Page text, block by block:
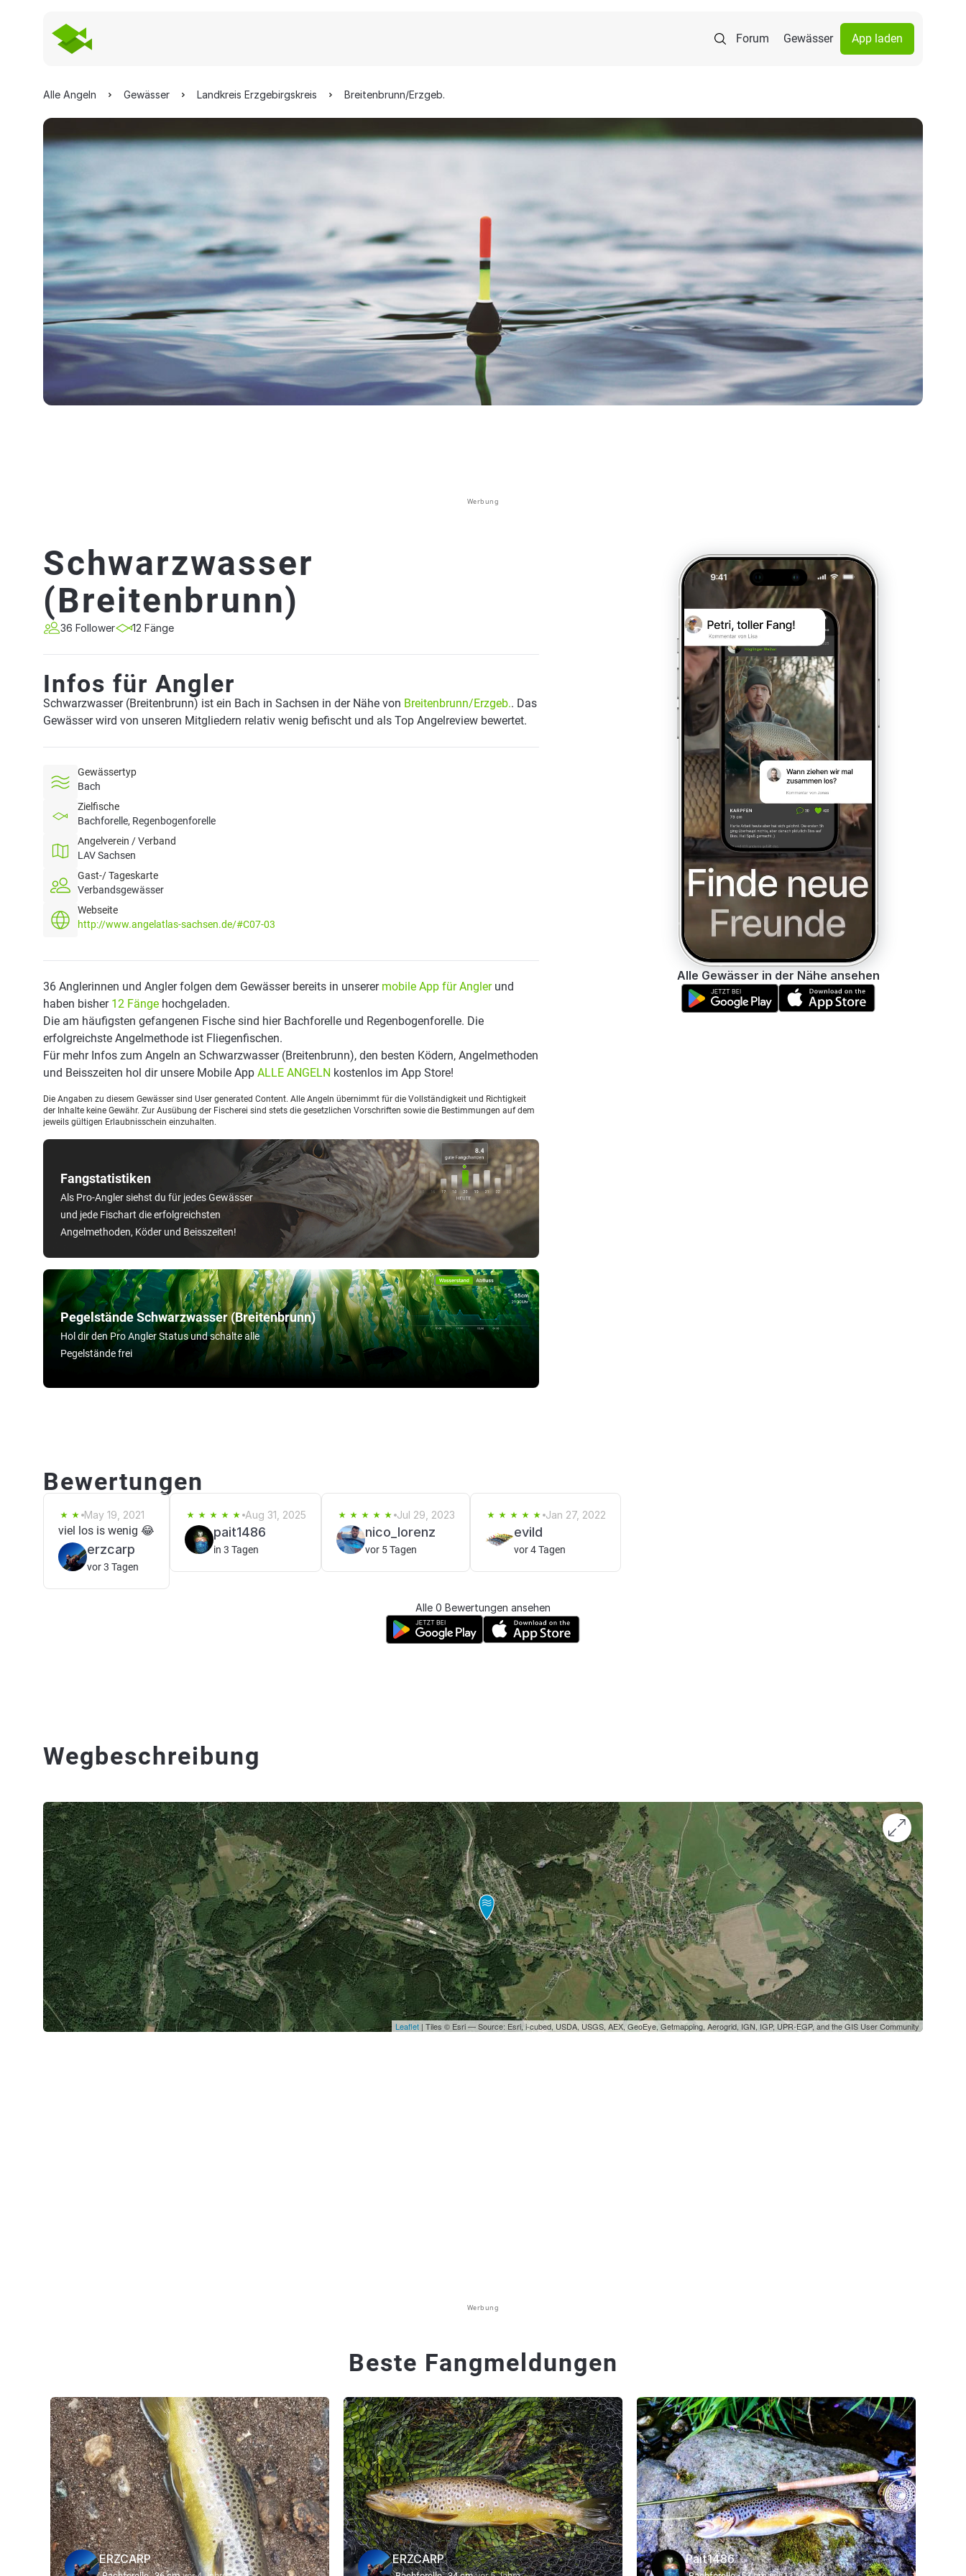
Forum Gewässer App laden
Alle Angeln Gewässer Landkreis Erzgebirgskreis Breitenbrunn/Erzgeb.
Werbung
Schwarzwasser
(Breitenbrunn)
36 Follower 12 Fänge
Infos für Angler
Schwarzwasser (Breitenbrunn) ist ein Bach in Sachsen in der Nähe von Breitenbrunn/Erzgeb.. Das
Gewässer wird von unseren Mitgliedern relativ wenig befischt und als Top Angelreview bewertet.
Gewässertyp
Bach
Zielfische
Bachforelle, Regenbogenforelle
Angelverein / Verband
LAV Sachsen
Gast-/ Tageskarte
Verbandsgewässer
Webseite
http://www.angelatlas-sachsen.de/#C07-03
Pegelstände Schwarzwasser (Breitenbrunn)
Hol dir den Pro Angler Status und schalte alle
Pegelstände frei
Fangstatistiken
Als Pro-Angler siehst du für jedes Gewässer
und jede Fischart die erfolgreichsten
Angelmethoden, Köder und Beisszeiten!
36 Anglerinnen und Angler folgen dem Gewässer bereits in unserer mobile App für Anglerund
haben bisher 12 Fänge hochgeladen.
Die am häufigsten gefangenen Fische sind hier Bachforelle und Regenbogenforelle. Die
erfolgreichste Angelmethode ist Fliegenfischen.
Für mehr Infos zum Angeln an Schwarzwasser (Breitenbrunn), den besten Ködern, Angelmethoden
und Beisszeiten hol dir unsere Mobile App ALLE ANGELN kostenlos im App Store!
Die Angaben zu diesem Gewässer sind User generated Content. Alle Angeln übernimmt für die Vollständigkeit und Richtigkeit
der Inhalte keine Gewähr. Zur Ausübung der Fischerei sind stets die gesetzlichen Vorschriften sowie die Bestimmungen auf dem
jeweils gültigen Erlaubnisschein einzuhalten.
Alle Gewässer in der Nähe ansehen
Bewertungen
May 19, 2021
viel los is wenig 😂
erzcarp
vor 3 Tagen
Aug 31, 2025
pait1486
in 3 Tagen
Jul 29, 2023
nico_lorenz
vor 5 Tagen
Jan 27, 2022
evild
vor 4 Tagen
Alle 0 Bewertungen ansehen
Wegbeschreibung
Leaflet | Tiles © Esri — Source: Esri, i-cubed, USDA, USGS, AEX, GeoEye, Getmapping, Aerogrid, IGN, IGP, UPR-EGP, and the GIS User Community
Werbung
Beste Fangmeldungen
ERZCARP ERZCARP Pait1486